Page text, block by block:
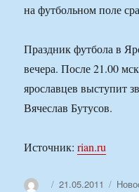
на футбольном поле
Праздник футбола в
вечера. После 21.00
ярославцев выступит
Вячеслав Бутусов.
Источник:rian.ru
АвторОпубликовано
21.05.2011